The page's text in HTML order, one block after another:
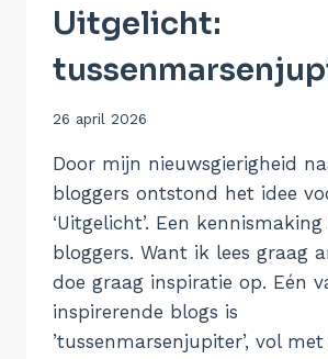
Uitgelicht:
Door
26 april 2026
Door mijn nieuwsgierigheid
bloggers ontstond het idee
‘Uitgelicht’. Een
bloggers. Want ik lees graag
doe graag inspiratie op. Eén
inspirerende blogs is
’tussenmarsenjupiter’, vol